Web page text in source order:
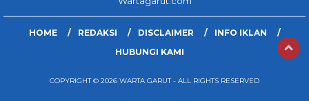
HOME REDAKSI DISCLAIMER
INFO IKLAN
HUBUNGI KAMI
COPYRIGHT © 2026 WARTA GARUT - ALL RIGHTS RESERVED